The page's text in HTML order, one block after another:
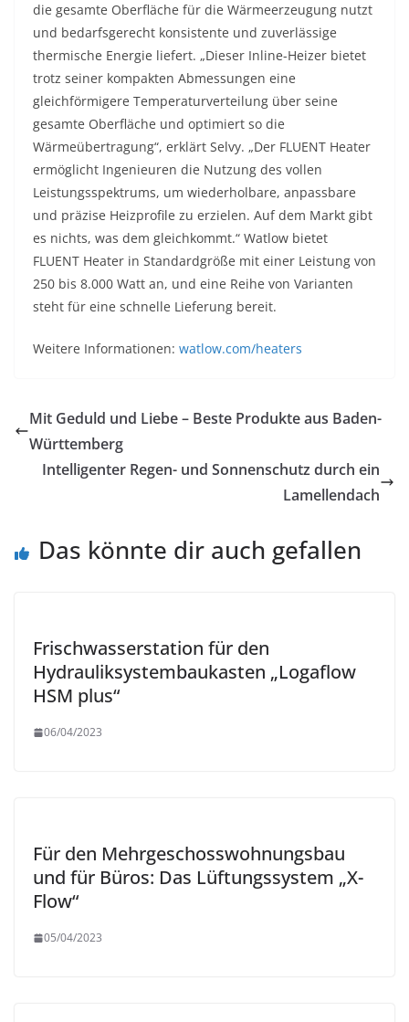
die gesamte Oberfläche für die Wärmeerzeugung nutzt
und bedarfsgerecht konsistente und zuverlässige
thermische Energie liefert. „Dieser Inline-Heizer bietet
trotz seiner kompakten Abmessungen eine
gleichförmigere Temperaturverteilung über seine
gesamte Oberfläche und optimiert so die
Wärmeübertragung“, erklärt Selvy. „Der FLUENT Heater
ermöglicht Ingenieuren die Nutzung des vollen
Leistungsspektrums, um wiederholbare, anpassbare
und präzise Heizprofile zu erzielen. Auf dem Markt gibt
es nichts, was dem gleichkommt.“ Watlow bietet
FLUENT Heater in Standardgröße mit einer Leistung von
250 bis 8.000 Watt an, und eine Reihe von Varianten
steht für eine schnelle Lieferung bereit.
Weitere Informationen: watlow.com/heaters
Mit Geduld und Liebe – Beste Produkte aus Baden-
Württemberg
Intelligenter Regen- und Sonnenschutz durch ein
Lamellendach
Das könnte dir auch gefallen
Frischwasserstation für den
Hydrauliksystembaukasten „Logaflow
HSM plus“
06/04/2023
Für den Mehrgeschosswohnungsbau
und für Büros: Das Lüftungssystem „X-
Flow“
05/04/2023